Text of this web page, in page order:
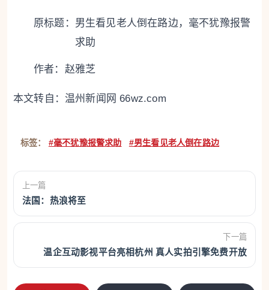
原标题： 男生看见老人倒在路边，毫不犹豫报警
求助
作者：赵雅芝
本文转自： 温州新闻网 66wz.com
标签： #毫不犹豫报警求助 #男生看见老人倒在路边
上一篇
法国：热浪将至
下一篇
温企互动影视平台亮相杭州 真人实拍引擎免费开放